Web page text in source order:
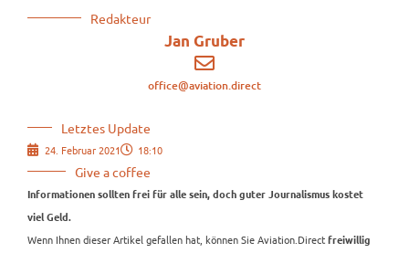
Redakteur
Jan Gruber
office@aviation.direct
Letztes Update
24. Februar 2021 18:10
Give a coffee
Informationen sollten frei für alle sein, doch guter Journalismus kostet
viel Geld.
Wenn Ihnen dieser Artikel gefallen hat, können Sie Aviation.Direct freiwillig